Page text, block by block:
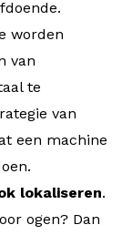
worden
van
te
van
een machine
lokaliseren.
ogen? Dan